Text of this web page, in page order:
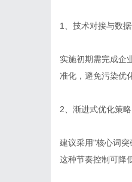
1、技术对接与数
实施初期需完成企
准化，避免污染优
2、渐进式优化策略
建议采用"核心词
这种节奏控制可降